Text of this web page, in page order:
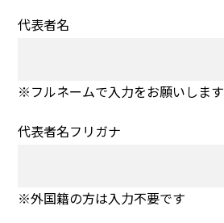
代表者名
※フルネームで入力をお願いします
代表者名フリガナ
※外国籍の方は入力不要です